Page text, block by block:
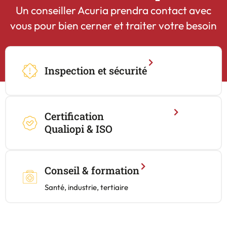
Un conseiller Acuria prendra contact avec
vous pour bien cerner et traiter votre besoin
Inspection et sécurité
Certification
Qualiopi & ISO
Conseil & formation
Santé, industrie, tertiaire